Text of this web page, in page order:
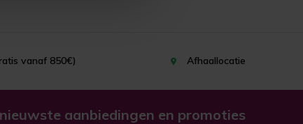
vanaf 850€) Afhaallocatie
aanbiedingen en promoties